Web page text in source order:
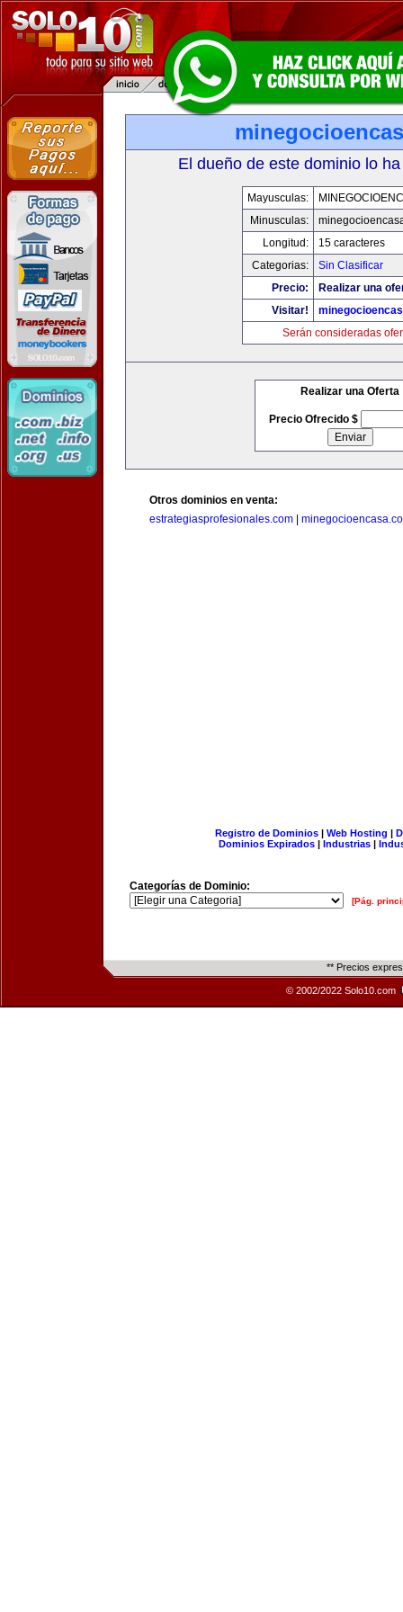
El dueño de este dominio lo
Mayusculas:
Minusculas:
Longitud:
15 caracteres
Categorias:
Sin Clasificar
Precio:
Realizar una
Visitar!
Serán consideradas
Realizar una Oferta
Precio Ofrecido $
Otros dominios en venta:
estrategiasprofesionales.com
Registro de Dominios| Web Hosting |
Dominios Expirados | Industrias |
Categorías de Dominio:
[Pág.
** Precios
© 2002/2022 Solo10.com